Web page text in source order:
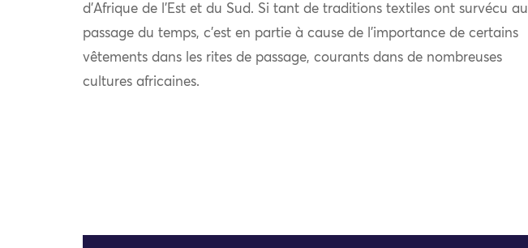
d’Afrique de l’Est et du Sud. Si tant de traditions textiles ont survécu au
passage du temps, c’est en partie à cause de l’importance de certains
vêtements dans les rites de passage, courants dans de nombreuses
cultures africaines.